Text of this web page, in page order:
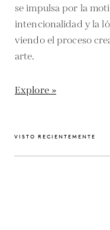
se impulsa por la
intencionalidad y la
viendo el proceso
arte.
Explore »
VISTO RECIENTEMENTE